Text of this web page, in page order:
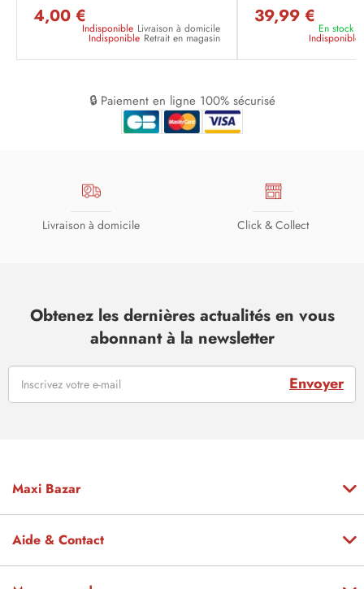
4,00 €
Indisponible Livraison à domicile
Indisponible Retrait en magasin
39,99 €
En stock
Indisponible
🔒 Paiement en ligne 100% sécurisé
Livraison à domicile Click & Collect
Obtenez les dernières actualités en vous
abonnant à la newsletter
Envoyer
Maxi Bazar
Aide & Contact